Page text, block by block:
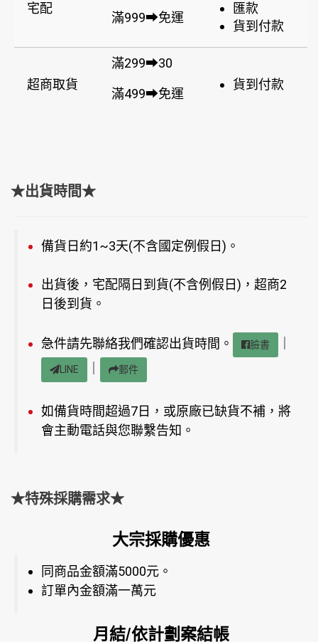
宅配
滿999➡免運
匯款
貨到付款
超商取貨
滿299➡30
滿499➡免運
貨到付款
★出貨時間★
備貨日約1~3天(不含國定例假日)。
出貨後，宅配隔日到貨(不含例假日)，超商2
日後到貨。
急件請先聯絡我們確認出貨時間。 臉書
LINE 郵件
如備貨時間超過7日，或原廠已缺貨不補，將
會主動電話與您聯繫告知。
★特殊採購需求★
大宗採購優惠
同商品金額滿5000元。
訂單內金額滿一萬元
月結/依計劃案結帳